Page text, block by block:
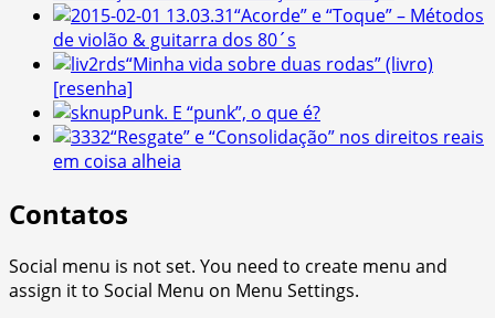
“Acorde” e “Toque” – Métodos
de violão & guitarra dos 80´s
“Minha vida sobre duas rodas” (livro)
[resenha]
Punk. E “punk”, o que é?
“Resgate” e “Consolidação” nos direitos reais
em coisa alheia
Contatos
Social menu is not set. You need to create menu and
assign it to Social Menu on Menu Settings.